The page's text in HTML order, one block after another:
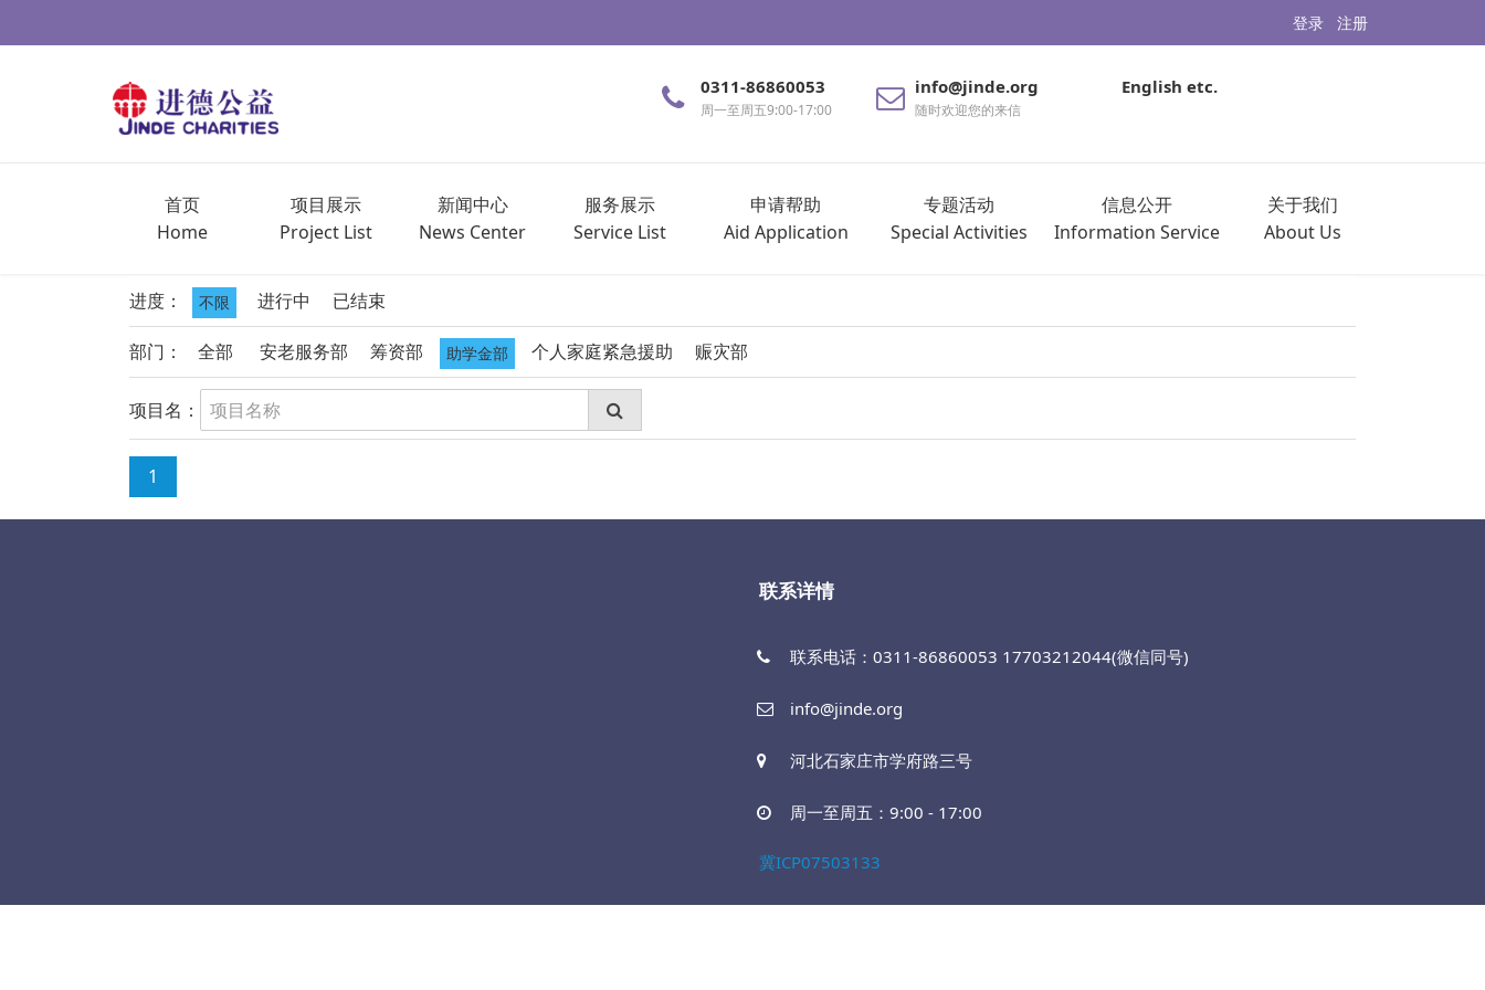
登录 注册
0311-86860053
周一至周五9:00-17:00
info@jinde.org
随时欢迎您的来信
English etc.
首页
Home
项目展示
Project List
新闻中心
News Center
服务展示
Service List
申请帮助
Aid Application
专题活动
Special Activities
信息公开
Information Service
关于我们
About Us
进度： 不限 进行中 已结束
部门： 全部 安老服务部 筹资部 助学金部 个人家庭紧急援助 赈灾部
项目名：
1
联系详情
联系电话：0311-86860053 17703212044(微信同号)
info@jinde.org
河北石家庄市学府路三号
周一至周五：9:00 - 17:00
冀ICP07503133